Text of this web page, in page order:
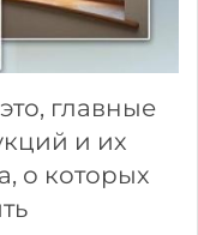
главные
и их
о которых